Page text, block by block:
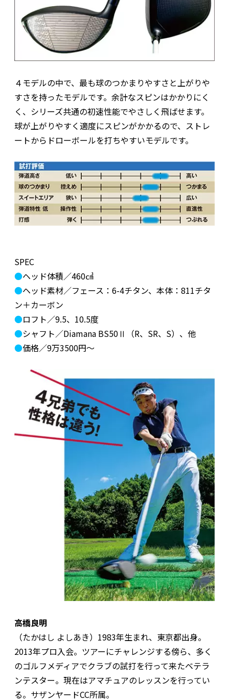
４モデルの中で、最も球のつかまりやすさと上がりや
すさを持ったモデルです。余計なスピンはかかりにく
く、シリーズ共通の初速性能でやさしく飛ばせます。
球が上がりやすく適度にスピンがかかるので、ストレ
ートからドローボールを打ちやすいモデルです。
SPEC
●ヘッド体積／460㎤
●ヘッド素材／フェース：6-4チタン、本体：811チタ
ン＋カーボン
●ロフト／9.5、10.5度
●シャフト／Diamana BS50Ⅱ（R、SR、S）、他
●価格／9万3500円～
高橋良明
（たかはし よしあき）1983年生まれ、東京都出身。
2013年プロ入会。ツアーにチャレンジする傍ら、多く
のゴルフメディアでクラブの試打を行って来たベテラ
ンテスター。現在はアマチュアのレッスンを行ってい
る。サザンヤードCC所属。